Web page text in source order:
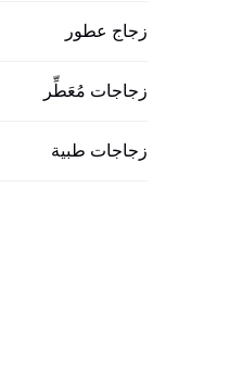
زجاج عطور
زجاجات مُعَطِّر
زجاجات طبية